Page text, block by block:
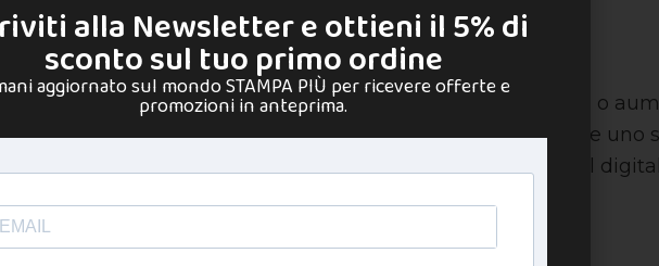
prezzi e tempi di consegna
per promuovere un evento, una nuova apertura, un’offerta o
il fornitore giusto fa la differenza tra una semplice stampa e uno
gli striscioni pubblicitari funzionano ancora Nonostante il
alla Newsletter e ottieni il 5% di
sconto sul tuo primo ordine
aggiornato sul mondo STAMPA PIÙ per ricevere offerte e
promozioni in anteprima.